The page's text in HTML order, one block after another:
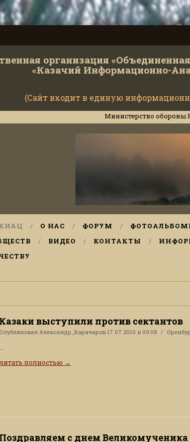
организация
«Казачий Информационно-
(Сайт входит в единую
Министерство обороны РФ
О НАС ФОРУМ
ВИДЕО КОНТАКТЫ
Казаки выступили против сектантов
Опубликовал Александр_Карачаров 17.07.2010 в 09:08
полностью →
Поздравляем с днем Великомученика